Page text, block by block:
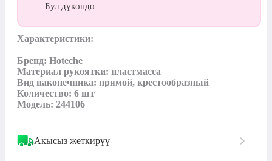
Бул дүкөндө
Характеристики:
Бренд: Hoteche
Материал рукоятки: пластмасса
Вид наконечника: прямой, крестообразный
Количество: 6 шт
Модель: 244106
Акысыз жеткирүү